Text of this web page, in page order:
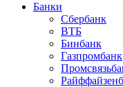
Банки
Сбербанк
ВТБ
Бинбанк
Газпромбанк